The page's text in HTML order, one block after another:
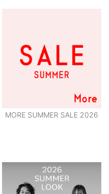
MORE SUMMER SALE 2026